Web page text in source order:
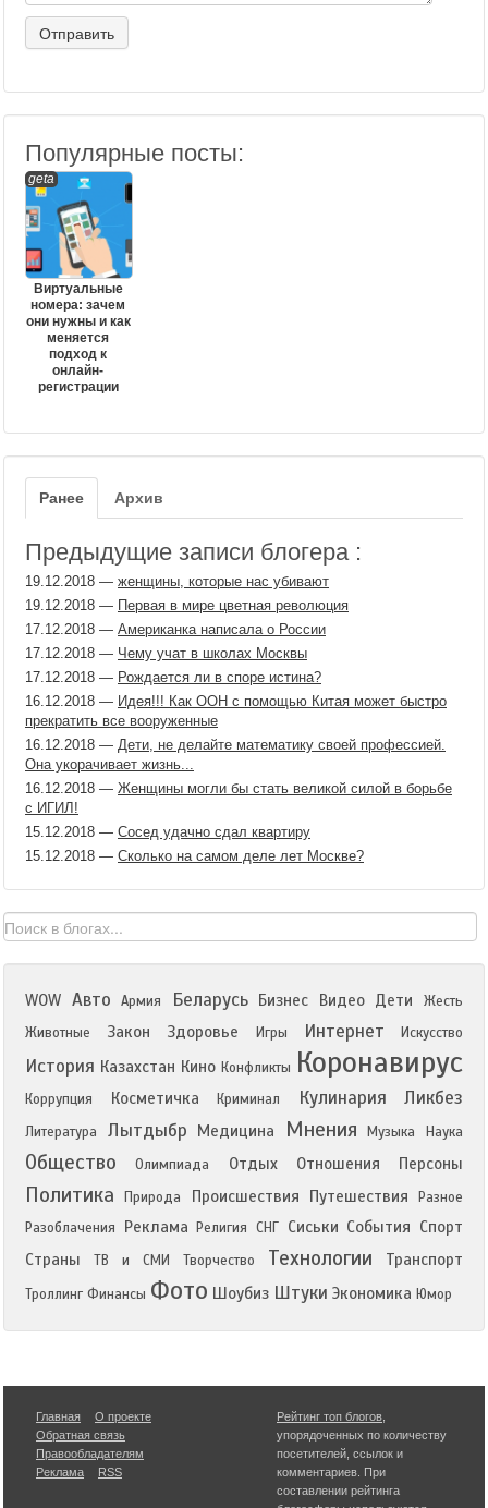
Популярные посты:
geta
Виртуальные
номера: зачем
они нужны и как
меняется
подход к
онлайн-
регистрации
Ранее Архив
Предыдущие записи блогера :
19.12.2018 — женщины, которые нас убивают
19.12.2018 — Первая в мире цветная революция
17.12.2018 — Американка написала о России
17.12.2018 — Чему учат в школах Москвы
17.12.2018 — Рождается ли в споре истина?
16.12.2018 — Идея!!! Как ООН с помощью Китая может быстро
прекратить все вооруженные
16.12.2018 — Дети, не делайте математику своей профессией.
Она укорачивает жизнь...
16.12.2018 — Женщины могли бы стать великой силой в борьбе
с ИГИЛ!
15.12.2018 — Сосед удачно сдал квартиру
15.12.2018 — Сколько на самом деле лет Москве?
WOW Авто Армия Беларусь Бизнес Видео Дети
Жесть
Животные
Закон Здоровье Игры Интернет Искусство
История Казахстан Кино Конфликты Коронавирус
Коррупция Косметичка Криминал Кулинария Ликбез
Литература Лытдыбр Медицина Мнения Музыка Наука
Общество Олимпиада Отдых Отношения Персоны
Политика Природа Происшествия Путешествия
Разное
Разоблачения
Реклама Религия СНГ Сиськи События Спорт
Страны
ТВ и СМИ Творчество Технологии Транспорт
Троллинг Финансы Фото Шоубиз Штуки Экономика Юмор
Главная
О проекте
Обратная связь
Правообладателям
Реклама
RSS
Рейтинг топ блогов
упорядоченных по количеству
посетителей, ссылок и
комментариев. При
составлении рейтинга